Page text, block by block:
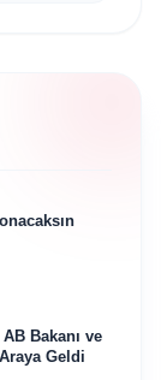
Bakanı ve
Geldi